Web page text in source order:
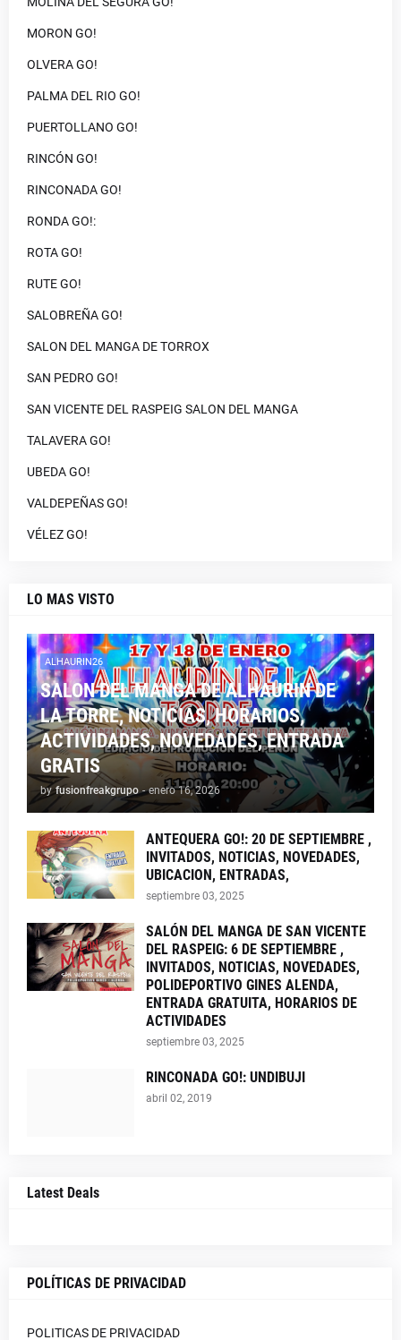
MORON GO!
OLVERA GO!
PALMA DEL RIO GO!
PUERTOLLANO GO!
RINCÓN GO!
RINCONADA GO!
RONDA GO!:
ROTA GO!
RUTE GO!
SALOBREÑA GO!
SALON DEL MANGA DE TORROX
SAN PEDRO GO!
SAN VICENTE DEL RASPEIG SALON DEL MANGA
TALAVERA GO!
UBEDA GO!
VALDEPEÑAS GO!
VÉLEZ GO!
LO MAS VISTO
ALHAURIN26
SALON DEL MANGA DE ALHAURIN DE
LA TORRE, NOTICIAS, HORARIOS,
ACTIVIDADES, NOVEDADES, ENTRADA
GRATIS
by fusionfreakgrupo - enero 16, 2026
ANTEQUERA GO!: 20 DE SEPTIEMBRE ,
INVITADOS, NOTICIAS, NOVEDADES,
UBICACION, ENTRADAS,
septiembre 03, 2025
SALÓN DEL MANGA DE SAN VICENTE
DEL RASPEIG: 6 DE SEPTIEMBRE ,
INVITADOS, NOTICIAS, NOVEDADES,
POLIDEPORTIVO GINES ALENDA,
ENTRADA GRATUITA, HORARIOS DE
ACTIVIDADES
septiembre 03, 2025
RINCONADA GO!: UNDIBUJI
abril 02, 2019
Latest Deals
POLÍTICAS DE PRIVACIDAD
POLITICAS DE PRIVACIDAD